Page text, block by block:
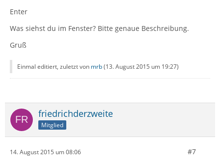
Enter
Was siehst du im Fenster? Bitte genaue Beschreibung.
Gruß
Einmal editiert, zuletzt von mrb(13. August 2015 um 19:27)
friedrichderzweite
Mitglied
14. August 2015 um 08:06 #7